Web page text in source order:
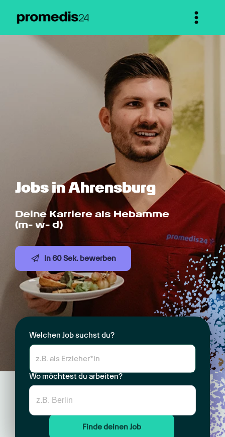
Jobs in Ahrensburg
Deine Karriere als Hebamme
(m- w- d)
In 60 Sek. bewerben
Welchen Job suchst du?
Wo möchtest du arbeiten?
Finde deinen Job